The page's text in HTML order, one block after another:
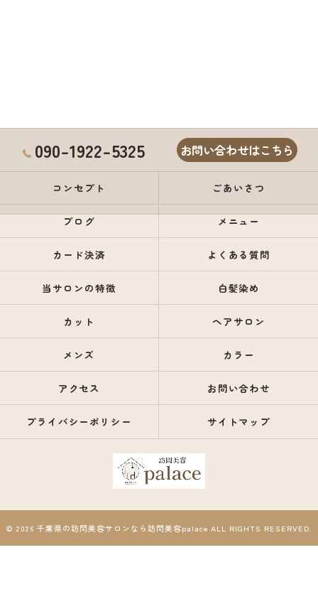
090-1922-5325 お問い合わせはこちら
コンセプト ごあいさつ
ブログ メニュー
カード決済 よくある質問
当サロンの特徴 白髪染め
カット ヘアサロン
メンズ カラー
アクセス お問い合わせ
プライバシーポリシー サイトマップ
© 2026 千葉県の訪問美容サロンなら訪問美容palace ALL RIGHTS RESERVED.